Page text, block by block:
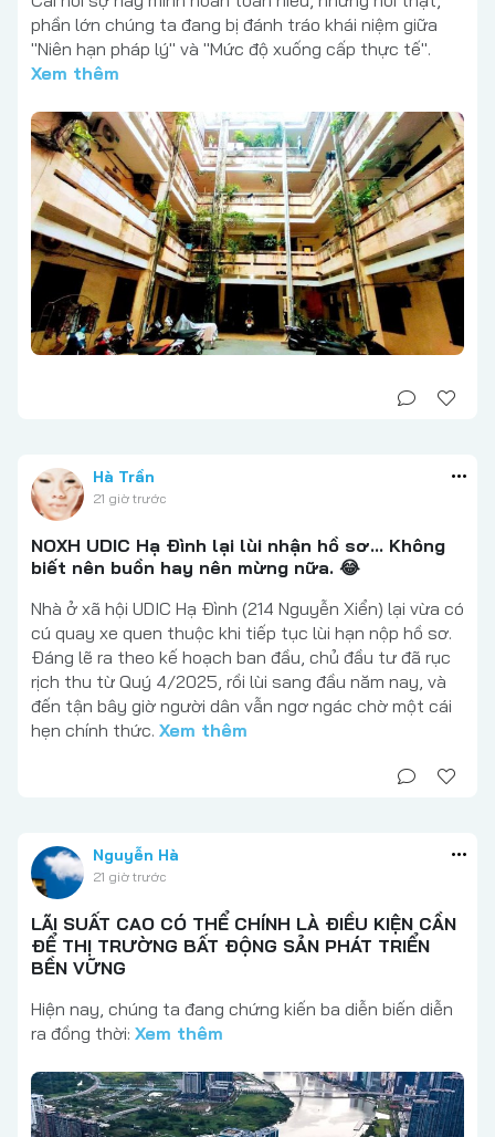
phần lớn chúng ta đang bị đánh tráo khái niệm giữa
"Niên hạn pháp lý" và "Mức độ xuống cấp thực tế".
Xem thêm
Hà Trần
21 giờ trước
NOXH UDIC Hạ Đình lại lùi nhận hồ sơ... Không
biết nên buồn hay nên mừng nữa. 😂
Nhà ở xã hội UDIC Hạ Đình (214 Nguyễn Xiển) lại vừa có
cú quay xe quen thuộc khi tiếp tục lùi hạn nộp hồ sơ.
Đáng lẽ ra theo kế hoạch ban đầu, chủ đầu tư đã rục
rịch thu từ Quý 4/2025, rồi lùi sang đầu năm nay, và
đến tận bây giờ người dân vẫn ngơ ngác chờ một cái
hẹn chính thức. Xem thêm
Nguyễn Hà
21 giờ trước
LÃI SUẤT CAO CÓ THỂ CHÍNH LÀ ĐIỀU KIỆN CẦN
ĐỂ THỊ TRƯỜNG BẤT ĐỘNG SẢN PHÁT TRIỂN
BỀN VỮNG
Hiện nay, chúng ta đang chứng kiến ba diễn biến diễn
ra đồng thời: Xem thêm